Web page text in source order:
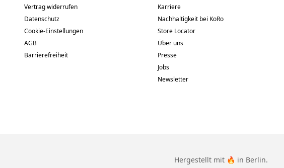
Vertrag widerrufen
Datenschutz
Cookie-Einstellungen
AGB
Barrierefreiheit
Karriere
Nachhaltigkeit bei KoRo
Store Locator
Über uns
Presse
Jobs
Newsletter
Hergestellt mit 🔥 in Berlin.